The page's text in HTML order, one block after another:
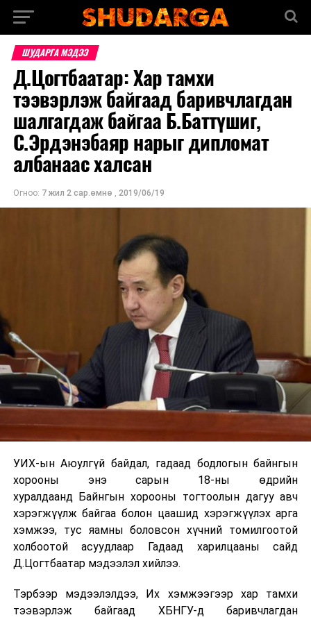
ШУДАРГА МЭДЭЭ
Д.Цогтбаатар: Хар тамхи
тээвэрлэж байгаад баривчлагдан
шалгагдаж байгаа Б.Баттүшиг,
С.Эрдэнэбаяр нарыг дипломат
албанаас халсан
Огноо: 7 жил 2 сар.өмнө , 2019/06/19
УИХ-ын Аюулгүй байдал, гадаад бодлогын байнгын
хорооны энэ сарын 18-ны өдрийн
хуралдаанд Байнгын хорооны тогтоолын дагуу авч
хэрэгжүүлж байгаа болон цаашид хэрэгжүүлэх арга
хэмжээ, тус яамны боловсон хүчний томилгоотой
холбоотой асуудлаар Гадаад харилцааны сайд
Д.Цогтбаатар мэдээлэл хийлээ.
Тэрбээр мэдээлэлдээ, Их хэмжээгээр хар тамхи
тээвэрлэж байгаад ХБНГУ-д баривчлагдан